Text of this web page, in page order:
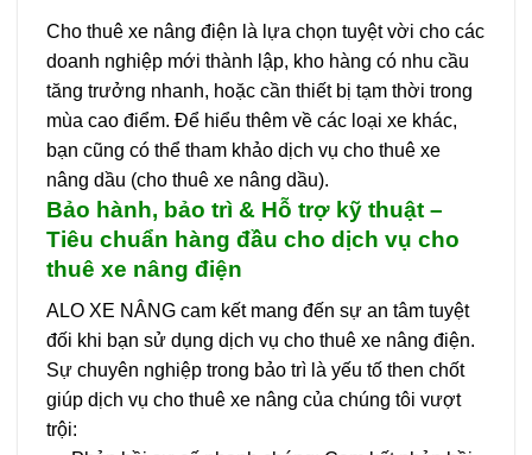
Cho thuê xe nâng điện là lựa chọn tuyệt vời cho các
doanh nghiệp mới thành lập, kho hàng có nhu cầu
tăng trưởng nhanh, hoặc cần thiết bị tạm thời trong
mùa cao điểm. Để hiểu thêm về các loại xe khác,
bạn cũng có thể tham khảo dịch vụ cho thuê xe
nâng dầu (cho thuê xe nâng dầu).
Bảo hành, bảo trì & Hỗ trợ kỹ thuật –
Tiêu chuẩn hàng đầu cho dịch vụ cho
thuê xe nâng điện
ALO XE NÂNG cam kết mang đến sự an tâm tuyệt
đối khi bạn sử dụng dịch vụ cho thuê xe nâng điện.
Sự chuyên nghiệp trong bảo trì là yếu tố then chốt
giúp dịch vụ cho thuê xe nâng của chúng tôi vượt
trội: